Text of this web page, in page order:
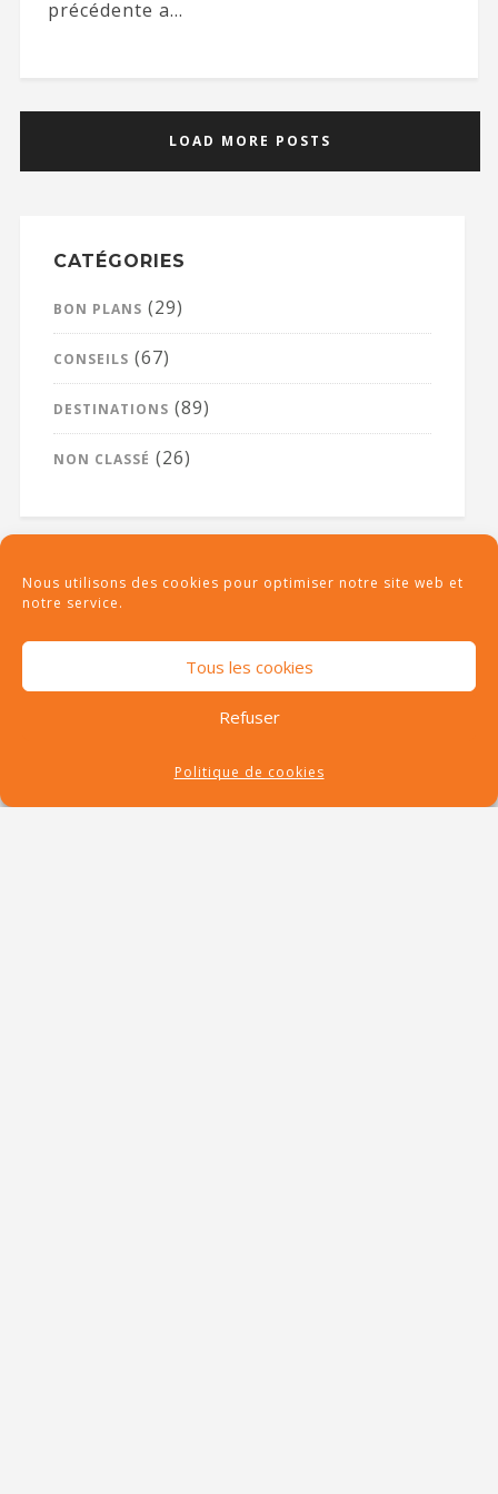
Nous utilisons des cookies pour optimiser notre site web et
notre service.
Tous les cookies
Refuser
Politique de cookies
précédente a...
LOAD MORE POSTS
CATÉGORIES
BON PLANS (29)
CONSEILS (67)
DESTINATIONS (89)
NON CLASSÉ (26)
RECHERCHE